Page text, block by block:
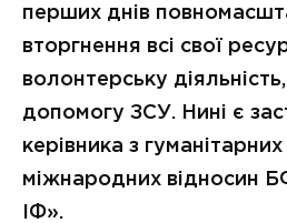
перших днів
вторгнення всі свої
волонтерську
допомогу ЗСУ. Нині є
керівника з
міжнародних відносин
ІФ».